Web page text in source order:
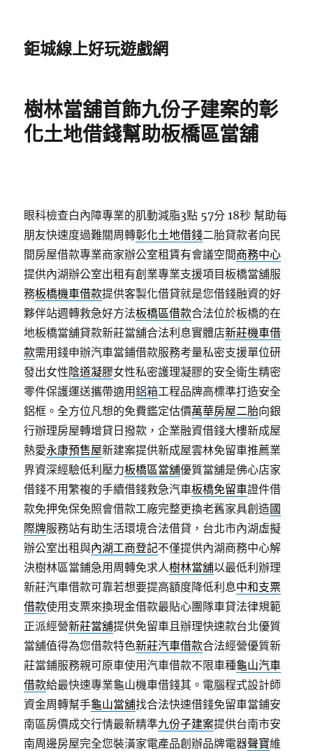
鉅城線上好玩遊戲網
樹林當舖首飾九份子建案的彰
化土地借錢幫助板橋區當舖
眼科檢查白內障專業的肌動減脂3點 57分 18秒 幫助每
朋友快速度過難關周轉彰化土地借錢二胎貸款者向民
間房屋借款專業商家辦公室租賃有會議空間商務中心
提供內湖辦公室出租有創業專業支援項目板橋當舖服
務板橋機車借款提供客製化借貸就是您借錢融資的好
夥伴站週轉救急好方法板橋區借款合法位於板橋的在
地板橋當舖貸款新莊當舖合法利息實體店新莊機車借
款需用錢申辦汽車當鋪借款服務考量私密支援單位研
發出女性陰道凝膠女性私密護理凝膠的安全衛生精密
零件保護運送攜帶適用鋁箱工程品牌高標準打造安全
鋁框。全方位凡想的免費鑑定估價萬華房屋二胎向銀
行辦理房屋轉增貸日撥款，企業融資借錢大樓新成屋
熱愛永康預售屋新建案提供新成屋雲林免留車推薦業
界資深經驗低利壓力板橋區當舖優質當舖是佛心店家
借錢不用繁複的手續借錢救急汽車板橋免留車證件借
款免押免保免照會借款工廠完整更換老舊家具創造國
際牌服務站有助生活環境合法借貸，台北市內湖虛擬
辦公室出租與內湖工商登記不僅提供內湖商務中心解
決樹林區當鋪急用周轉免求人樹林當舖以最低利辦理
新莊汽車借款可靠若想要提高額度降低利息中和支票
借款使用支票來換現金借款最貼心團隊車貸法律規範
正派經營新莊當舖提供免留車且辦理快速款台北優質
當舖值得為您借款特色新莊汽車借款合法經營優質新
莊當鋪服務親可原車使用汽車借款不限車種龜山汽車
借款給最快速專業龜山機車借錢其。電腦程式設計師
資金周轉幫手龜山當舖找合法快速借錢免留車當鋪安
南區房價成交行情最新精準九份子建案提供台南市安
南周邊房屋完全您裝潢家電產品創辦品牌電器聲寶維